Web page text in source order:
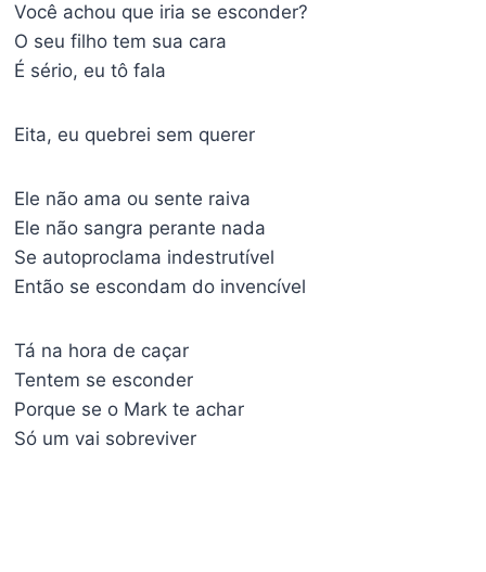
Você achou que iria se esconder?
O seu filho tem sua cara
É sério, eu tô fala
Eita, eu quebrei sem querer
Ele não ama ou sente raiva
Ele não sangra perante nada
Se autoproclama indestrutível
Então se escondam do invencível
Tá na hora de caçar
Tentem se esconder
Porque se o Mark te achar
Só um vai sobreviver